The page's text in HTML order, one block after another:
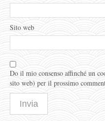
Sito web
Do il mio consenso affinché un
sito web) per il prossimo